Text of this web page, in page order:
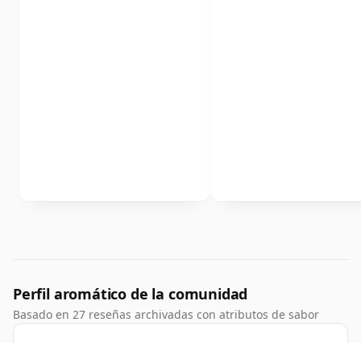
Perfil aromático de la comunidad
Basado en 27 reseñas archivadas con atributos de sabor